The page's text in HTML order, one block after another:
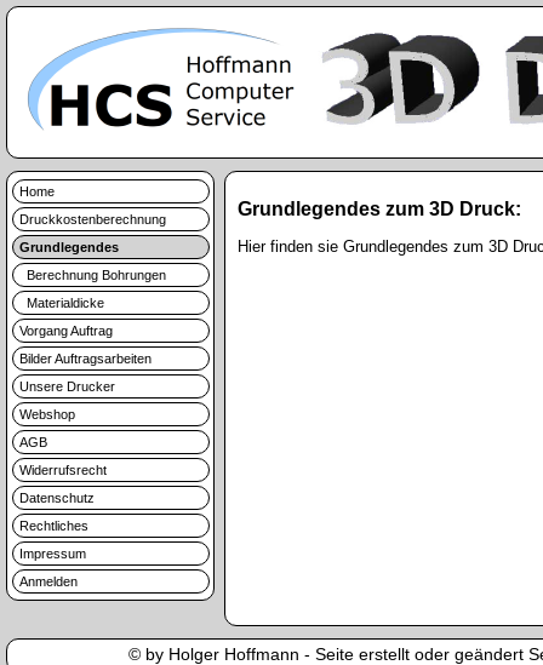
Home
Druckkostenberechnung
Grundlegendes
Berechnung Bohrungen
Materialdicke
Vorgang Auftrag
Bilder Auftragsarbeiten
Unsere Drucker
Webshop
AGB
Widerrufsrecht
Datenschutz
Rechtliches
Impressum
Anmelden
Grundlegendes zum 3D Druck:
Hier finden sie Grundlegendes zum 3D
© by Holger Hoffmann - Seite erstellt oder geändert